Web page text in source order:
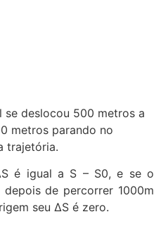
se deslocou 500 metros a
metros parando no
trajetória.
é igual a S – S0, e se o
de percorrer 1000m
seu ∆S é zero.